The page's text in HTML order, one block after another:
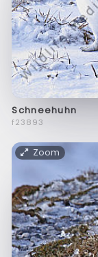
Schneehuhn
f23893
Zoom